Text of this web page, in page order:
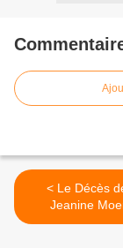
< Le Décès de Mme
Jeanine
Vandamme